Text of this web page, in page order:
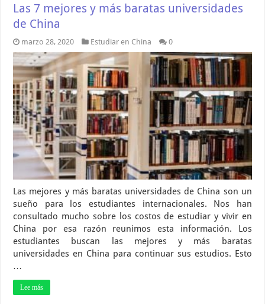
Las 7 mejores y más baratas universidades
de China
marzo 28, 2020 Estudiar en China 0
Las mejores y más baratas universidades de China son un
sueño para los estudiantes internacionales. Nos han
consultado mucho sobre los costos de estudiar y vivir en
China por esa razón reunimos esta información. Los
estudiantes buscan las mejores y más baratas
universidades en China para continuar sus estudios. Esto
…
Lee más